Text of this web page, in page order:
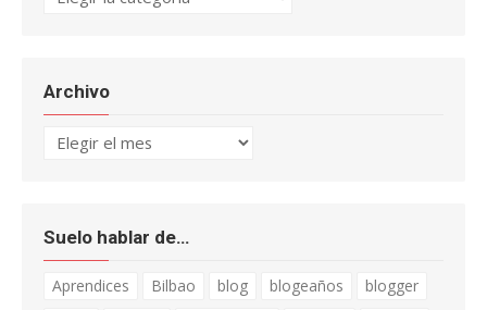
Archivo
Archivo
Suelo hablar de…
Aprendices Bilbao blog blogeaños
blogger